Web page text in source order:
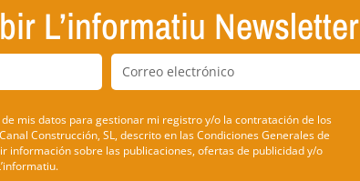
L’informatiu Newsletter
mis datos para gestionar mi registro y/o la contratación de los
Construcción, SL, descrito en las Condiciones Generales de
información sobre las publicaciones, ofertas de publicidad y/o